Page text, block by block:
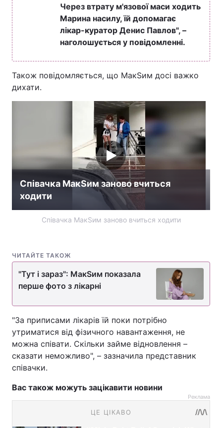
Через втрату м'язової маси ходить
Марина насилу, їй допомагає
лікар-куратор Денис Павлов", –
наголошується у повідомленні.
Також повідомляється, що МакЅим досі важко
дихати.
Співачка МакSим заново вчиться
ходити
Співачка МакЅим заново вчиться ходити
ЧИТАЙТЕ ТАКОЖ
"Тут і зараз": МакЅим показала
перше фото з лікарні
"За приписами лікарів їй поки потрібно
утриматися від фізичного навантаження, не
можна співати. Скільки займе відновлення –
сказати неможливо", – зазначила представник
співачки.
Вас також можуть зацікавити новини
Реклама